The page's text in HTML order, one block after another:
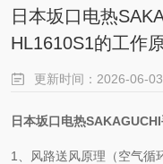
日本坂口电热
HL1610S1的工作
更新时间：2026-06-03
日本坂口电热
1、风路送风原理（空气循